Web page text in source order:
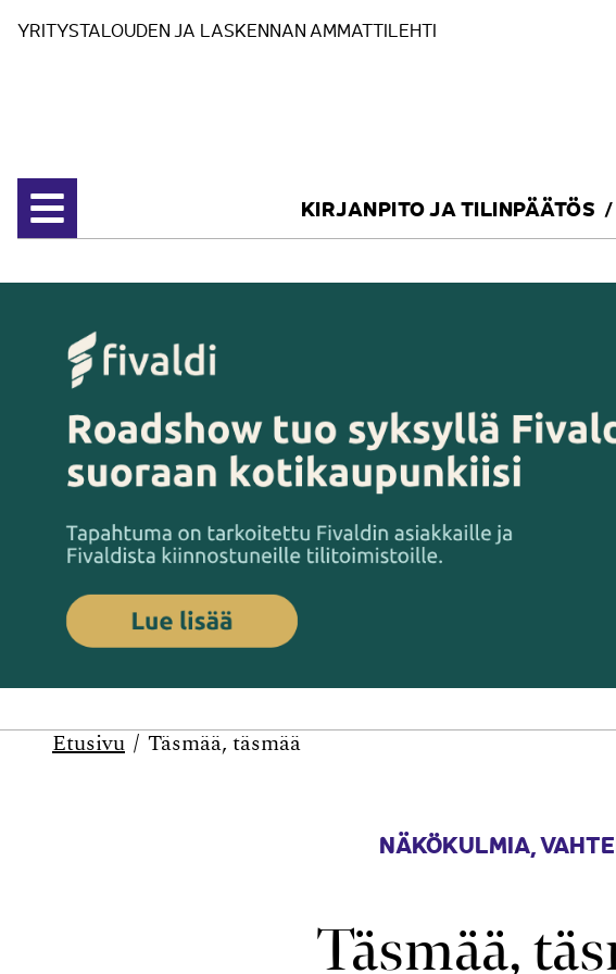
YRITYSTALOUDEN JA LASKENNAN AMMATTILEHTI
Avaa valikko
KIRJANPITO JA TILINPÄÄTÖS
Etusivu Täsmää, täsmää
NÄKÖKULMIA
Täsmää,